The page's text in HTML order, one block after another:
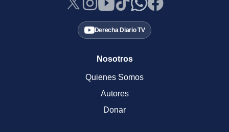
Derecha Diario TV
Nosotros
Quienes Somos
Autores
Donar